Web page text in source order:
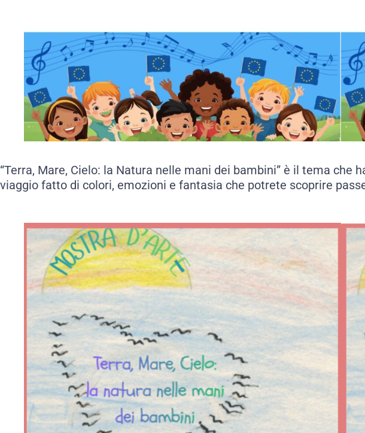
“Terra, Mare, Cielo: la Natura nelle mani dei bambini” è il tema
viaggio fatto di colori, emozioni e fantasia che potrete scoprire